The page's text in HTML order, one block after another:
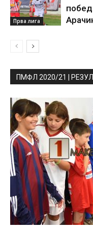
Прва лига
ПМФЛ 2020/21 |